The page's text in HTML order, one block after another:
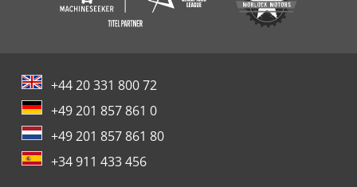
+44 20 331 800 72
+49 201 857 861 0
+49 201 857 861 80
+34 911 433 456